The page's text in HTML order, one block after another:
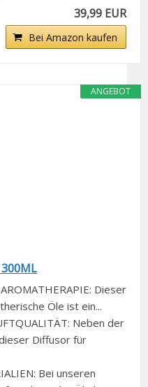
39,99 EUR
Bei Amazon kaufen
ANGEBOT
Dieser
Öle ist ein...
Neben der
Diffusor für
Bei unseren